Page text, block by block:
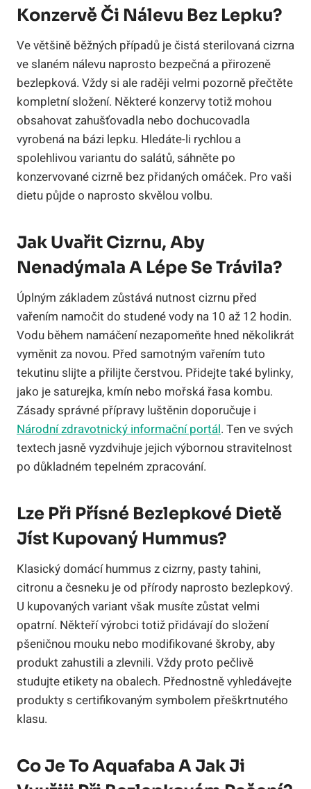
Konzervě Či Nálevu Bez Lepku?
Ve většině běžných případů je čistá sterilovaná cizrna
ve slaném nálevu naprosto bezpečná a přirozeně
bezlepková. Vždy si ale raději velmi pozorně přečtěte
kompletní složení. Některé konzervy totiž mohou
obsahovat zahušťovadla nebo dochucovadla
vyrobená na bázi lepku. Hledáte-li rychlou a
spolehlivou variantu do salátů, sáhněte po
konzervované cizrně bez přidaných omáček. Pro vaši
dietu půjde o naprosto skvělou volbu.
Jak Uvařit Cizrnu, Aby
Nenadýmala A Lépe Se Trávila?
Úplným základem zůstává nutnost cizrnu před
vařením namočit do studené vody na 10 až 12 hodin.
Vodu během namáčení nezapomeňte hned několikrát
vyměnit za novou. Před samotným vařením tuto
tekutinu slijte a přilijte čerstvou. Přidejte také bylinky,
jako je saturejka, kmín nebo mořská řasa kombu.
Zásady správné přípravy luštěnin doporučuje i
Národní zdravotnický informační portál. Ten ve svých
textech jasně vyzdvihuje jejich výbornou stravitelnost
po důkladném tepelném zpracování.
Lze Při Přísné Bezlepkové Dietě
Jíst Kupovaný Hummus?
Klasický domácí hummus z cizrny, pasty tahini,
citronu a česneku je od přírody naprosto bezlepkový.
U kupovaných variant však musíte zůstat velmi
opatrní. Někteří výrobci totiž přidávají do složení
pšeničnou mouku nebo modifikované škroby, aby
produkt zahustili a zlevnili. Vždy proto pečlivě
studujte etikety na obalech. Přednostně vyhledávejte
produkty s certifikovaným symbolem přeškrtnutého
klasu.
Co Je To Aquafaba A Jak Ji